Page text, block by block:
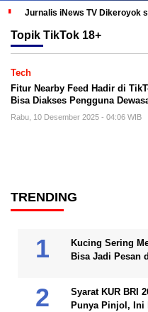
Jurnalis iNews TV Dikeroyok
Topik TikTok 18+
Tech
Fitur Nearby Feed Hadir di
Bisa Diakses Pengguna
Rabu, 10 Desember 2025 - 04:06 WIB
TRENDING
Kucing Sering
Bisa Jadi Pesan
Syarat KUR BRI
Punya Pinjol, Ini